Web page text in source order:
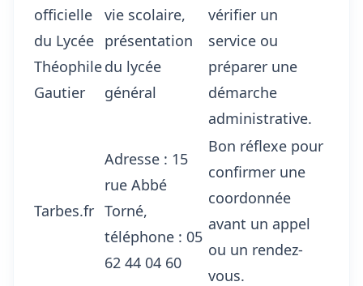
officielle
du Lycée
Théophile
Gautier
vie scolaire,
présentation
du lycée
général
vérifier un
service ou
préparer une
démarche
administrative.
Tarbes.fr
Adresse : 15
rue Abbé
Torné,
téléphone : 05
62 44 04 60
Bon réflexe pour
confirmer une
coordonnée
avant un appel
ou un rendez-
vous.